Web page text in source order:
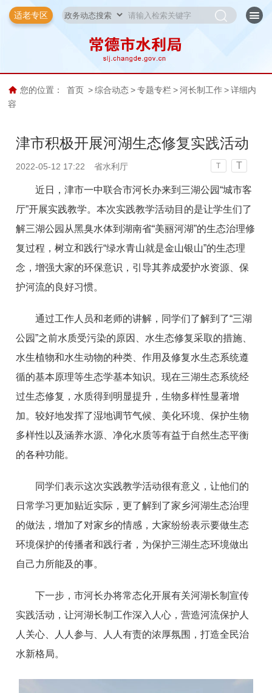
适老专区
您的位置： 首页 > 综合动态 > 专题专栏 > 河长制工作 > 详细内
容
津市积极开展河湖生态修复实践活动
2022-05-12 17:22 省水利厅 T T
近日，津市一中联合市河长办来到三湖公园“城市客
厅”开展实践教学。本次实践教学活动目的是让学生们了
解三湖公园从黑臭水体到湖南省“美丽河湖”的生态治理修
复过程，树立和践行“绿水青山就是金山银山”的生态理
念，增强大家的环保意识，引导其养成爱护水资源、保
护河流的良好习惯。
通过工作人员和老师的讲解，同学们了解到了“三湖
公园”之前水质受污染的原因、水生态修复采取的措施、
水生植物和水生动物的种类、作用及修复水生态系统遵
循的基本原理等生态学基本知识。现在三湖生态系统经
过生态修复，水质得到明显提升，生物多样性显著增
加。较好地发挥了湿地调节气候、美化环境、保护生物
多样性以及涵养水源、净化水质等有益于自然生态平衡
的各种功能。
同学们表示这次实践教学活动很有意义，让他们的
日常学习更加贴近实际，更了解到了家乡河湖生态治理
的做法，增加了对家乡的情感，大家纷纷表示要做生态
环境保护的传播者和践行者，为保护三湖生态环境做出
自己力所能及的事。
下一步，市河长办将常态化开展有关河湖长制宣传
实践活动，让河湖长制工作深入人心，营造河流保护人
人关心、人人参与、人人有责的浓厚氛围，打造全民治
水新格局。